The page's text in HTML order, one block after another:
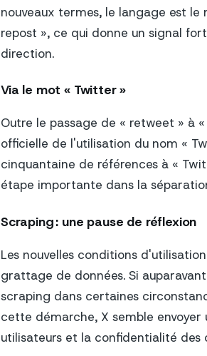
nouveaux termes, le langage est
repost », ce qui donne un signal
direction.
Via le mot « Twitter »
Outre le passage de « retweet » à
officielle de l'utilisation du nom «
cinquantaine de références à «
étape importante dans la
Scraping : une pause de réflexion
Les nouvelles conditions
grattage de données. Si
scraping dans certaines
cette démarche, X semble
utilisateurs et la confidentialité des